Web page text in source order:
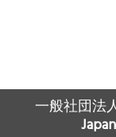
一般社団法